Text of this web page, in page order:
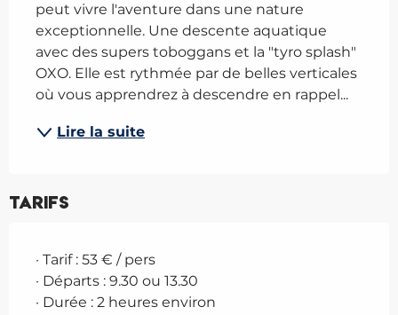
peut vivre l'aventure dans une nature
exceptionnelle. Une descente aquatique
avec des supers toboggans et la "tyro splash"
OXO. Elle est rythmée par de belles verticales
où vous apprendrez à descendre en rappel...
Lire la suite
Tarifs
· Tarif : 53 € / pers
· Départs : 9.30 ou 13.30
· Durée : 2 heures environ